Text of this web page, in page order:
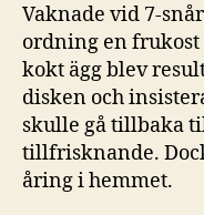
Vaknade vid 7-
ordning en
kokt ägg blev
disken och
skulle gå tillbaka
tillfrisknande.
åring i hemmet.